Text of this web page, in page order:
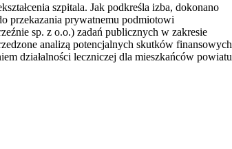
szpitala. Jak podkreśla izba, dokonano
przekazania prywatnemu podmiotowi
sp. z o.o.) zadań publicznych w zakresie
analizą potencjalnych skutków finansowych
działalności leczniczej dla mieszkańców powiatu